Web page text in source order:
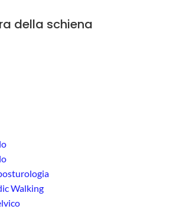
della schiena
Walking